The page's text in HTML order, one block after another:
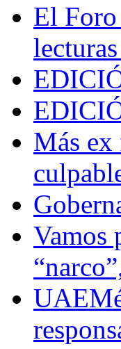
El Foro
Más ex
Vamos